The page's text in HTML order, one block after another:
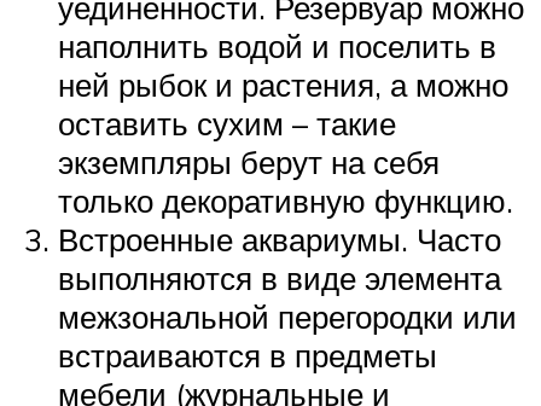
наполнить водой и поселить в
ней рыбок и растения, а можно
оставить сухим – такие
экземпляры берут на себя
только декоративную функцию.
Встроенные аквариумы. Часто
выполняются в виде элемента
межзональной перегородки или
встраиваются в предметы
мебели (журнальные и